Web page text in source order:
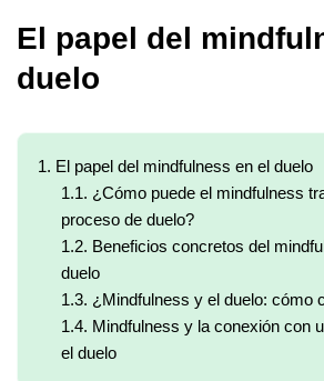
El papel del
duelo
1. El papel del mindfulness en el duelo
1.1. ¿Cómo puede el mindfulness
proceso de duelo?
1.2. Beneficios concretos del
duelo
1.3. ¿Mindfulness y el duelo: cómo
1.4. Mindfulness y la conexión con
el duelo